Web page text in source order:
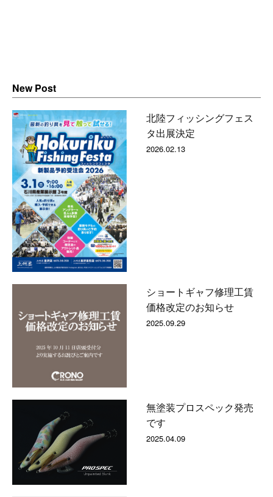
New Post
北陸フィッシングフェス
タ出展決定
2026.02.13
ショートギャフ修理工賃
価格改定のお知らせ
2025.09.29
無塗装プロスペック発売
です
2025.04.09